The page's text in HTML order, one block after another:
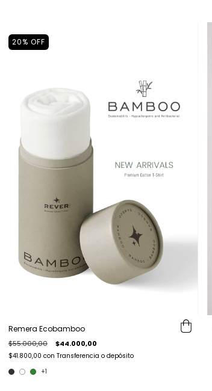
20% OFF
Remera Ecobamboo
$55.000,00 $44.000,00
$41.800,00 con Transferencia o depósito
+1